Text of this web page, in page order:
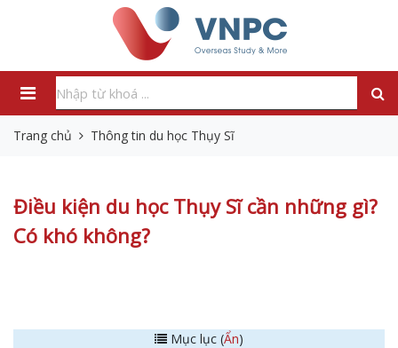
Trang chủ Thông tin du học Thụy Sĩ
Điều kiện du học Thụy Sĩ cần những gì?
Có khó không?
Mục lục (Ẩn)